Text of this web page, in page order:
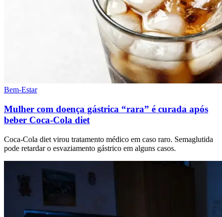
Bem-Estar
Mulher com doença gástrica “rara” é curada após
beber Coca-Cola diet
Coca-Cola diet virou tratamento médico em caso raro. Semaglutida
pode retardar o esvaziamento gástrico em alguns casos.